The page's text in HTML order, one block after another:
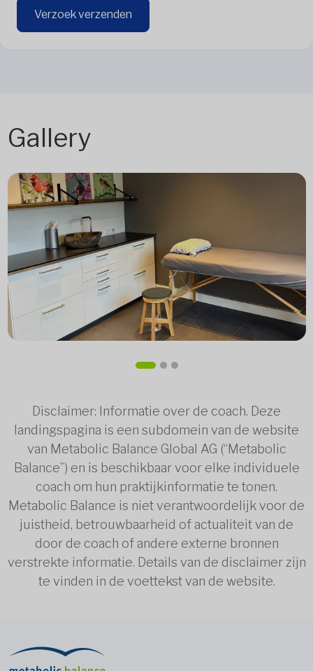
Verzoek verzenden
Gallery
Disclaimer: Informatie over de coach. Deze
landingspagina is een subdomein van de website
van Metabolic Balance Global AG (“Metabolic
Balance”) en is beschikbaar voor elke individuele
coach om hun praktijkinformatie te tonen.
Metabolic Balance is niet verantwoordelijk voor de
juistheid, betrouwbaarheid of actualiteit van de
door de coach of andere externe bronnen
verstrekte informatie. Details van de disclaimer zijn
te vinden in de voettekst van de website.